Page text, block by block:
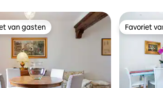
van gasten
van gasten Favoriet
Favoriet